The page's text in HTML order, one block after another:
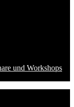
und Workshops